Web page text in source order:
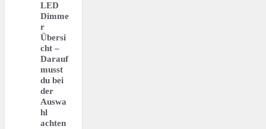
LED
Dimme
r
Übersi
cht –
Darauf
musst
du bei
der
Auswa
hl
achten